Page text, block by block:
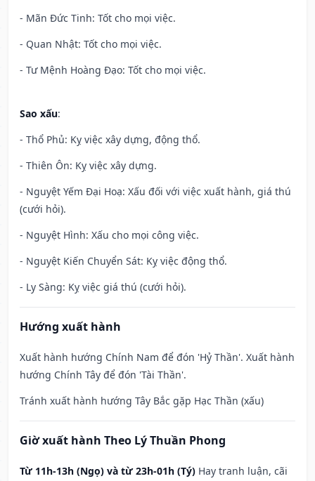
- Mãn Đức Tinh: Tốt cho mọi việc.
- Quan Nhật: Tốt cho mọi việc.
- Tư Mệnh Hoàng Đạo: Tốt cho mọi việc.
Sao xấu:
- Thổ Phủ: Kỵ việc xây dựng, động thổ.
- Thiên Ôn: Kỵ việc xây dựng.
- Nguyệt Yếm Đại Hoạ: Xấu đối với việc xuất hành, giá thú
(cưới hỏi).
- Nguyệt Hình: Xấu cho mọi công việc.
- Nguyệt Kiến Chuyển Sát: Kỵ việc động thổ.
- Ly Sàng: Kỵ việc giá thú (cưới hỏi).
Hướng xuất hành
Xuất hành hướng Chính Nam để đón 'Hỷ Thần'. Xuất hành
hướng Chính Tây để đón 'Tài Thần'.
Tránh xuất hành hướng Tây Bắc gặp Hạc Thần (xấu)
Giờ xuất hành Theo Lý Thuần Phong
Từ 11h-13h (Ngọ) và từ 23h-01h (Tý) Hay tranh luận, cãi